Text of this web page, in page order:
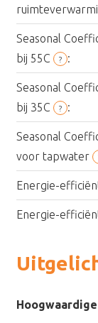
Seasonal
bij 55C
? :
Seasonal
bij 35C
? :
Seasonal
voor tapwater
Energie-
Energie-